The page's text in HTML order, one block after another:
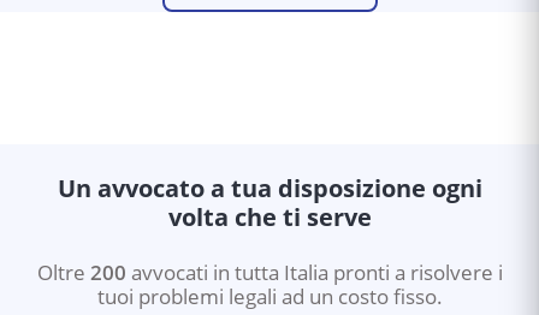
Un avvocato a tua disposizione ogni
volta che ti serve
Oltre 200 avvocati in tutta Italia pronti a risolvere i
tuoi problemi legali ad un costo fisso.